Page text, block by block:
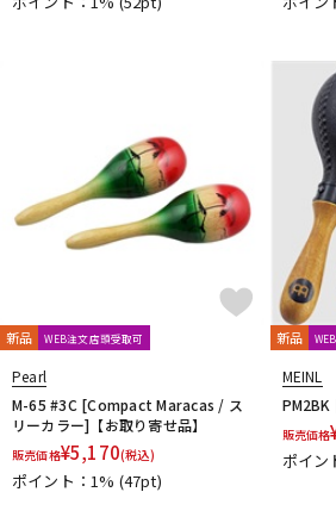
新品 WEB注文店頭受取可
Pearl
M-65 #3C [Compact Maracas / ス
リーカラー]【お取り寄せ品】
販売価格¥5,170(税込)
ポイント：1% (47pt)
新品
MEINL
販売価格
ポイ